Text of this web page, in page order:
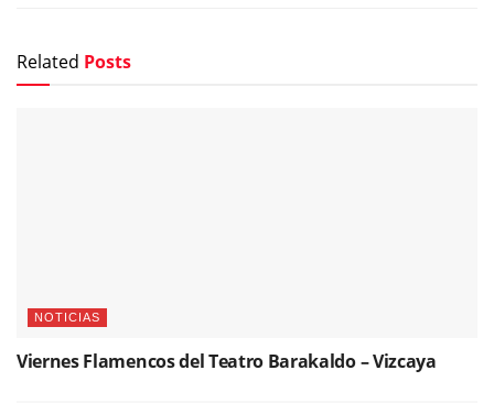
Related Posts
NOTICIAS
Viernes Flamencos del Teatro Barakaldo – Vizcaya